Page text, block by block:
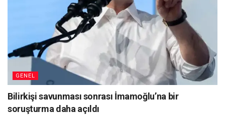
GENEL
Bilirkişi savunması sonrası İmamoğlu’na bir
soruşturma daha açıldı